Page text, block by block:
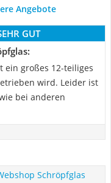
Angebote
GUT
ein großes 12-teiliges
wird. Leider ist
bei anderen
Schröpfglas